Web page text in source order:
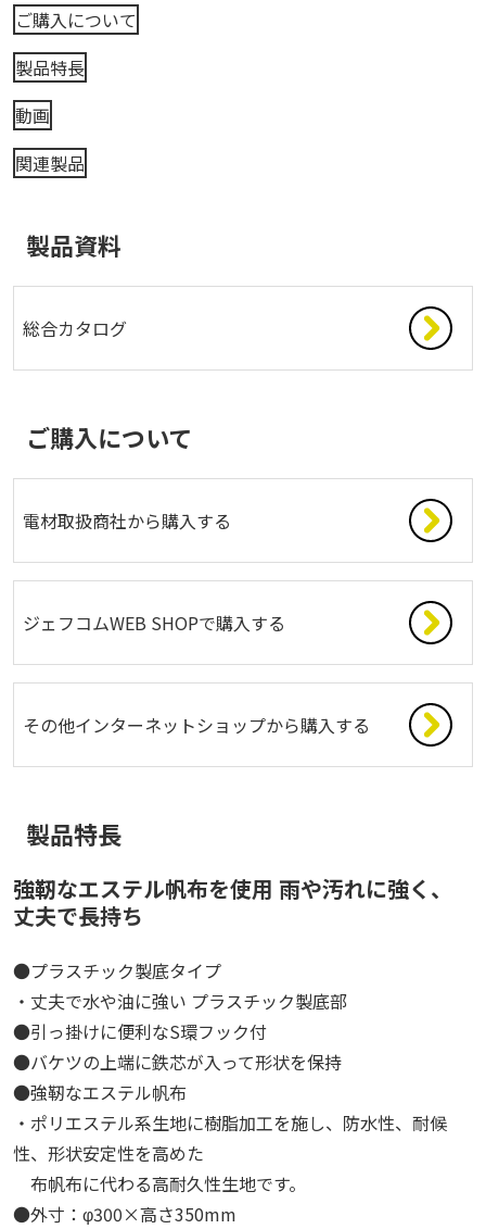
ご購入について
製品特長
動画
関連製品
製品資料
総合カタログ
ご購入について
電材取扱商社から購入する
ジェフコムWEB SHOPで購入する
その他インターネットショップから購入する
製品特長
強靭なエステル帆布を使用 雨や汚れに強く、
丈夫で長持ち
●プラスチック製底タイプ
・丈夫で水や油に強い プラスチック製底部
●引っ掛けに便利なS環フック付
●バケツの上端に鉄芯が入って形状を保持
●強靭なエステル帆布
・ポリエステル系生地に樹脂加工を施し、防水性、耐候
性、形状安定性を高めた
布帆布に代わる高耐久性生地です。
●外寸：φ300×高さ350mm